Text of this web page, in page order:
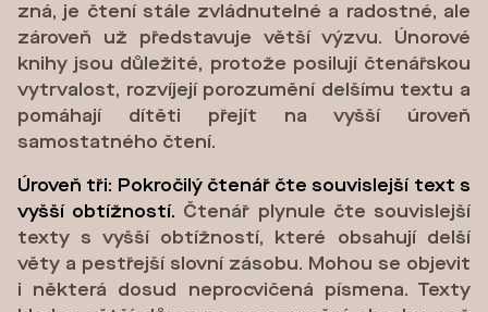
zná, je čtení stále zvládnutelné a radostné, ale
zároveň už představuje větší výzvu. Únorové
knihy jsou důležité, protože posilují čtenářskou
vytrvalost, rozvíjejí porozumění delšímu textu a
pomáhají dítěti přejít na vyšší úroveň
samostatného čtení.
Úroveň tři: Pokročilý čtenář čte souvislejší text s
vyšší obtížností. Čtenář plynule čte souvislejší
texty s vyšší obtížností, které obsahují delší
věty a pestřejší slovní zásobu. Mohou se objevit
i některá dosud neprocvičená písmena. Texty